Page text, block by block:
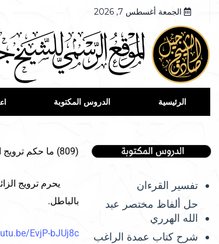
الجمعة أغسطس 7, 2026
الرئيسية الدروس المكتوبة
تفسير القرءان
حل ألفاظ مختصر عبد
الله الهرري
شرح كتاب عمدة الراغب
(809) ما حكم ترويج الزائف.
يحرم ترويج
بالباطل.
EvjP-bJUj8c